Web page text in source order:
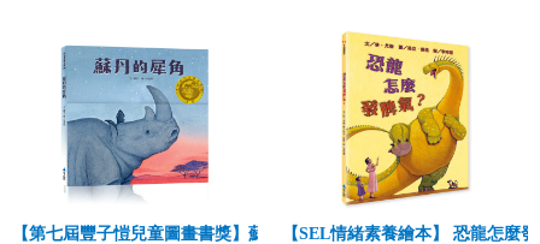
【第七屆豐子愷兒童圖畫書獎】蘇丹的犀角【SEL情緒素養繪本】 恐龍怎麼